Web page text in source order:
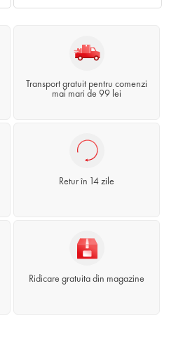
Transport gratuit pentru comenzi
mai mari de 99 lei
Retur în 14 zile
Ridicare gratuita din magazine